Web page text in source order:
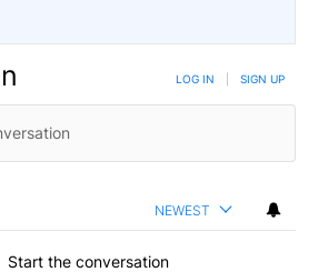
LOG IN SIGN UP
NEWEST
Start the conversation